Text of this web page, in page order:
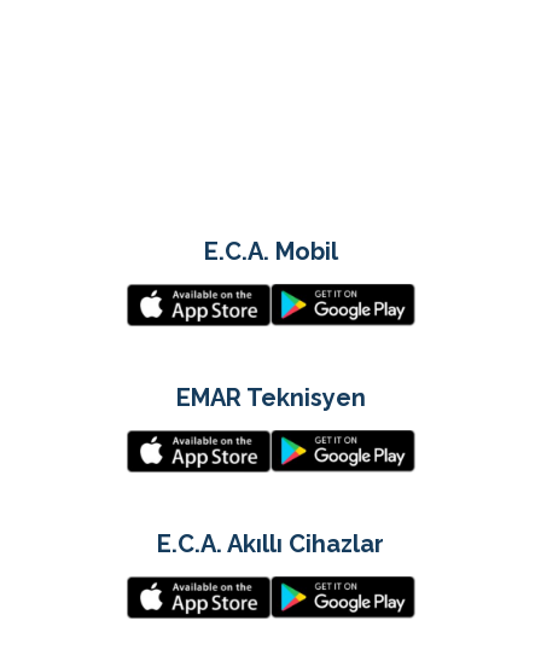
E.C.A. Mobil
EMAR Teknisyen
E.C.A. Akıllı Cihazlar